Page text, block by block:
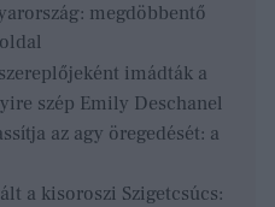
megdöbbentő
imádták a
szép Emily Deschanel
az agy öregedését: a
a kisoroszi Szigetcsúcs: